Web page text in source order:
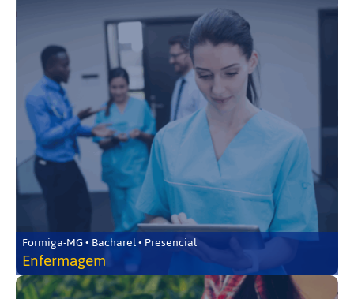
Formiga-MG • Bacharel • Presencial
Enfermagem